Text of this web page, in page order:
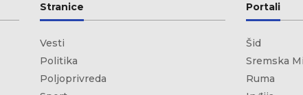
Stranice
Vesti
Politika
Poljoprivreda
Portali
Šid
Sremska
Ruma